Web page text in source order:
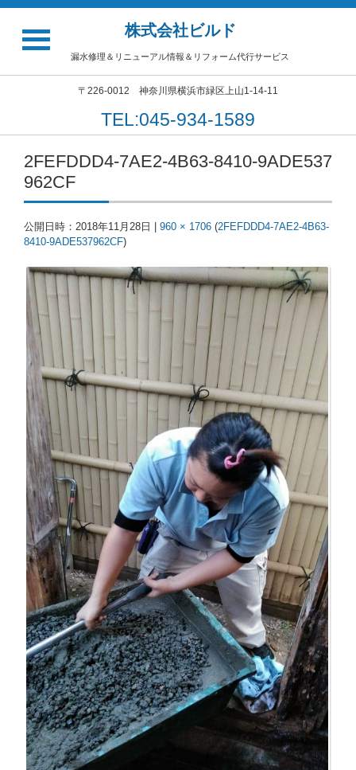
株式会社ビルド
漏水修理＆リニューアル情報＆リフォーム代行サービス
〒226-0012 神奈川県横浜市緑区上山1-14-11
TEL:045-934-1589
2FEFDDD4-7AE2-4B63-8410-9ADE537
962CF
公開日時： 2018年11月28日 960 × 1706 (2FEFDDD4-7AE2-4B63-
8410-9ADE537962CF)